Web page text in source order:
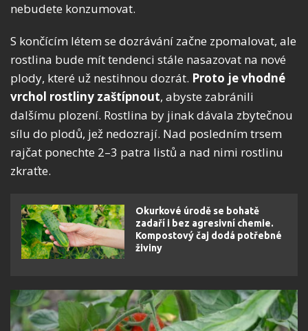
nebudete konzumovat.
S končícím létem se dozrávání začne zpomalovat, ale
rostlina bude mít tendenci stále nasazovat na nové
plody, které už nestihnou dozrát. Proto je vhodné
vrchol rostliny zaštípnout, abyste zabránili
dalšímu plození. Rostlina by jinak dávala zbytečnou
sílu do plodů, jež nedozrají. Nad posledním trsem
rajčat ponechte 2–3 patra listů a nad nimi rostlinu
zkraťte.
Okurkové úrodě se bohatě
zadaří i bez agresivní chemie.
Kompostový čaj dodá potřebné
živiny